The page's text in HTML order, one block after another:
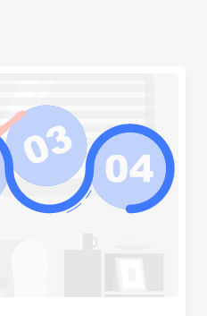
concernant la piscine.